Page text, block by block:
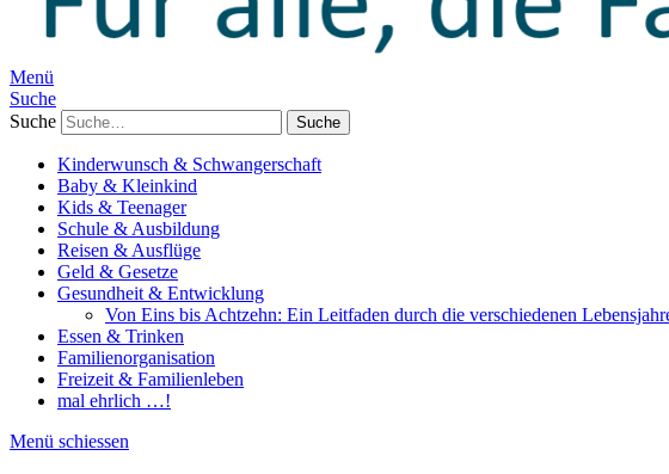
Menü
Suche
Suche
Kinderwunsch & Schwangerschaft
Baby & Kleinkind
Kids & Teenager
Schule & Ausbildung
Reisen & Ausflüge
Geld & Gesetze
Gesundheit & Entwicklung
Von Eins bis Achtzehn: Ein Leitfaden durch die verschiedenen
Essen & Trinken
Familienorganisation
Freizeit & Familienleben
mal ehrlich …!
Menü schiessen